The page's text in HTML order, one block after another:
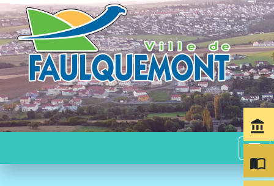
menu
account_balance
import_contacts